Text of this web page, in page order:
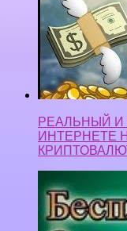
РЕАЛЬНЫЙ И
ИНТЕРНЕТЕ